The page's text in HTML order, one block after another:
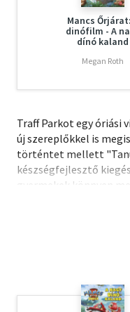
Mancs
dinófilm - A
dínó kaland
Megan Roth
Traff Parkot egy óriási
új szereplőkkel is
történtet mellett
készségfejlesztő
gyermekek könnyen